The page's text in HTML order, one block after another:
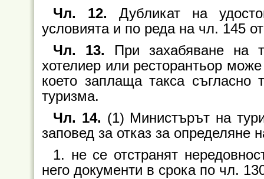
Чл. 12. Дубликат на
условията и по реда на чл. 145
Чл. 13. При захабяване на
хотелиер или ресторантьор
което заплаща такса
туризма.
Чл. 14. (1) Министърът на
заповед за отказ за определяне
1. не се отстранят
него документи в срока по чл.